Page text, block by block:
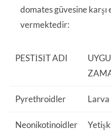
domates güvesine
vermektedir:
PESTISIT ADI
Pyrethroidler
Neonikotinoidler